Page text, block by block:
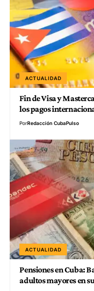
ACTUALIDAD
Fin de Visa y
los pagos
PorRedacción CubaPulso
ACTUALIDAD
Pensiones en Cuba:
adultos mayores en